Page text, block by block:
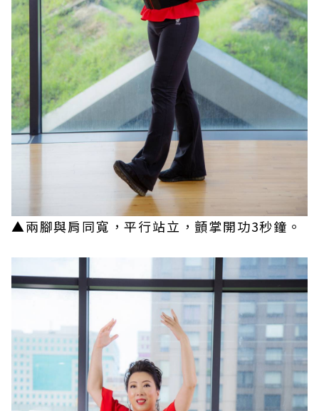
▲兩腳與肩同寬，平行站立，顫掌開功3秒鐘。